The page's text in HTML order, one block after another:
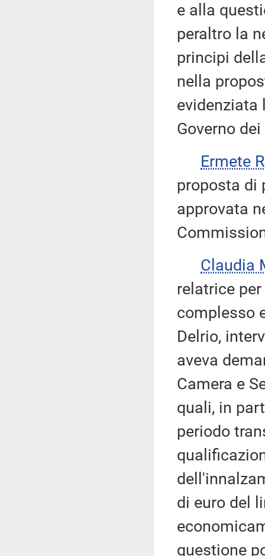
e alla
peraltro la
principi
nella
evidenziata
Governo
Ermete
proposta di
approvata
Claudia
relatrice
complesso
Delrio,
aveva
Camera e
quali, in
periodo
di euro del
questione